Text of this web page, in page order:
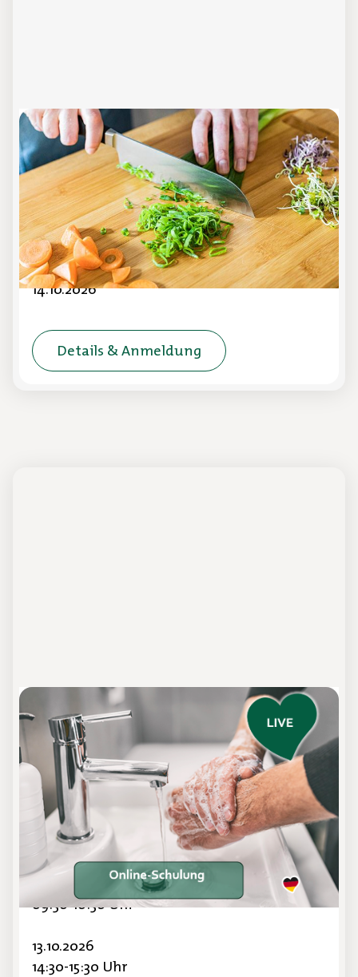
Workshop Kreative Küchenideen
Präsenz-Workshop in Rheine
Gemeinsam entwickeln wir raffinierte
Abwandlungsmöglichkeiten und Ideen zur
nachhaltigen Resteverwertung in der apetito
Kita -und Schulverpflegung.
14.10.2026
Details & Anmeldung
Hygiene-Schulung nach DIN 10514
Online-Schulung
Fundiertes Wissen rund um
eine Hygienepraxis.
15.04.2026
16:00-17:00 Uhr
09:30-10:30 Uhr
13.10.2026
14:30-15:30 Uhr